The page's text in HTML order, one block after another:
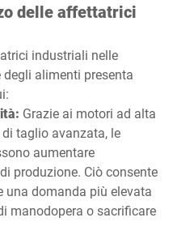
delle affettatrici
industriali nelle
alimenti presenta
Grazie ai motori ad alta
taglio avanzata, le
aumentare
produzione. Ciò consente
una domanda più elevata
manodopera o sacrificare